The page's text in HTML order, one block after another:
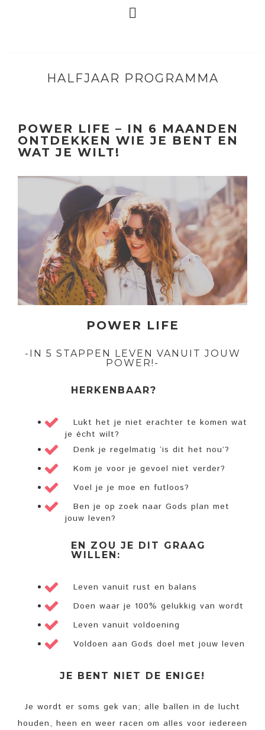
HALFJAAR PROGRAMMA
POWER LIFE – IN 6 MAANDEN
ONTDEKKEN WIE JE BENT EN
WAT JE WILT!
POWER LIFE
-IN 5 STAPPEN LEVEN VANUIT JOUW
POWER!-
HERKENBAAR?
Lukt het je niet erachter te komen wat
je écht wilt?
Denk je regelmatig ‘is dit het nou’?
Kom je voor je gevoel niet verder?
Voel je je moe en futloos?
Ben je op zoek naar Gods plan met
jouw leven?
EN ZOU JE DIT GRAAG
WILLEN:
Leven vanuit rust en balans
Doen waar je 100% gelukkig van wordt
Leven vanuit voldoening
Voldoen aan Gods doel met jouw leven
JE BENT NIET DE ENIGE!
Je wordt er soms gek van; alle ballen in de lucht
houden, heen en weer racen om alles voor iedereen